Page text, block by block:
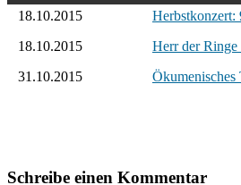
18.10.2015
Herbstkonzert:
18.10.2015
Herr der Ringe
31.10.2015
Schreibe einen Kommentar